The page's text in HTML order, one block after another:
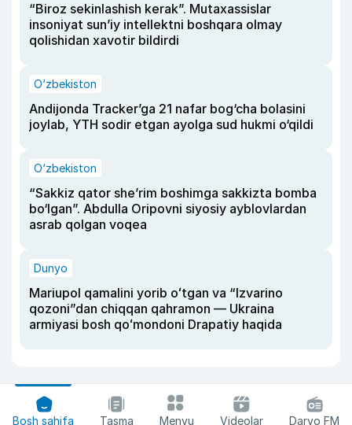
“Biroz sekinlashish kerak”. Mutaxassislar
insoniyat sun’iy intellektni boshqara olmay
qolishidan xavotir bildirdi
O‘zbekiston
Andijonda Tracker’ga 21 nafar bog‘cha bolasini
joylab, YTH sodir etgan ayolga sud hukmi o‘qildi
O‘zbekiston
“Sakkiz qator she’rim boshimga sakkizta bomba
bo‘lgan”. Abdulla Oripovni siyosiy ayblovlardan
asrab qolgan voqea
Dunyo
Mariupol qamalini yorib oʻtgan va “Izvarino
qozoni”dan chiqqan qahramon — Ukraina
armiyasi bosh qoʻmondoni Drapatiy haqida
Bosh sahifa Tasma Menyu Videolar Daryo FM